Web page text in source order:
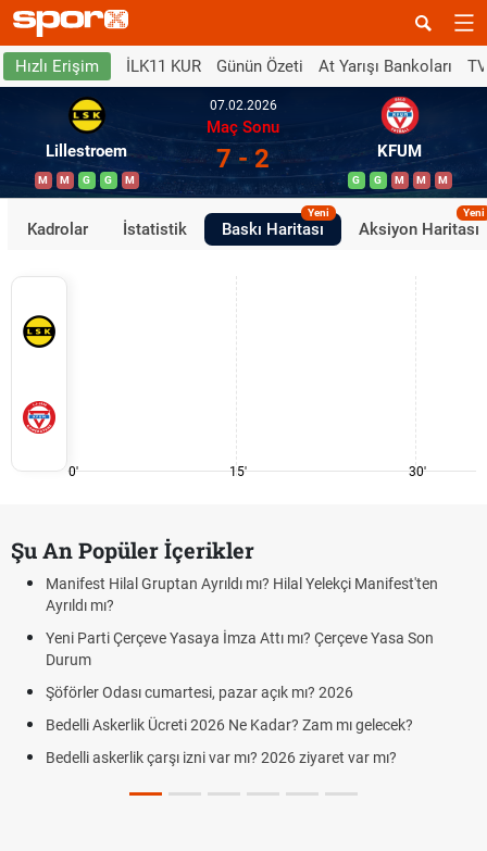
Hızlı Erişim İLK11 KUR Günün Özeti At Yarışı Bankoları
Lillestroem
M M G G M
07.02.2026
Maç Sonu
7 - 2 KFUM
G G M M M
Kadrolar İstatistik Baskı Haritası
Yeni
Aksiyon Haritası
Yeni
0' 15' 30'
Şu An Popüler İçerikler
Manifest Hilal Gruptan Ayrıldı mı? Hilal Yelekçi Manifest'ten
Ayrıldı mı?
Yeni Parti Çerçeve Yasaya İmza Attı mı? Çerçeve Yasa Son
Durum
Şöförler Odası cumartesi, pazar açık mı? 2026
Bedelli Askerlik Ücreti 2026 Ne Kadar? Zam mı gelecek?
Bedelli askerlik çarşı izni var mı? 2026 ziyaret var mı?